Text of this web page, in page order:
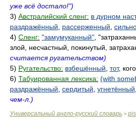
уже всё достало!")
3) Австралийский сленг: в дурном
раздражённый
рассерженный
4) Сленг: "замумуканный" ,
злой, несчастный, покинутый,
считается ругательством)
5) Ругательство: взбешённый тот,
6) Табуированная лексика: (with
раздражённый сердитый угнетённый
чем-л.)
Универсальный англо-русский словарь >